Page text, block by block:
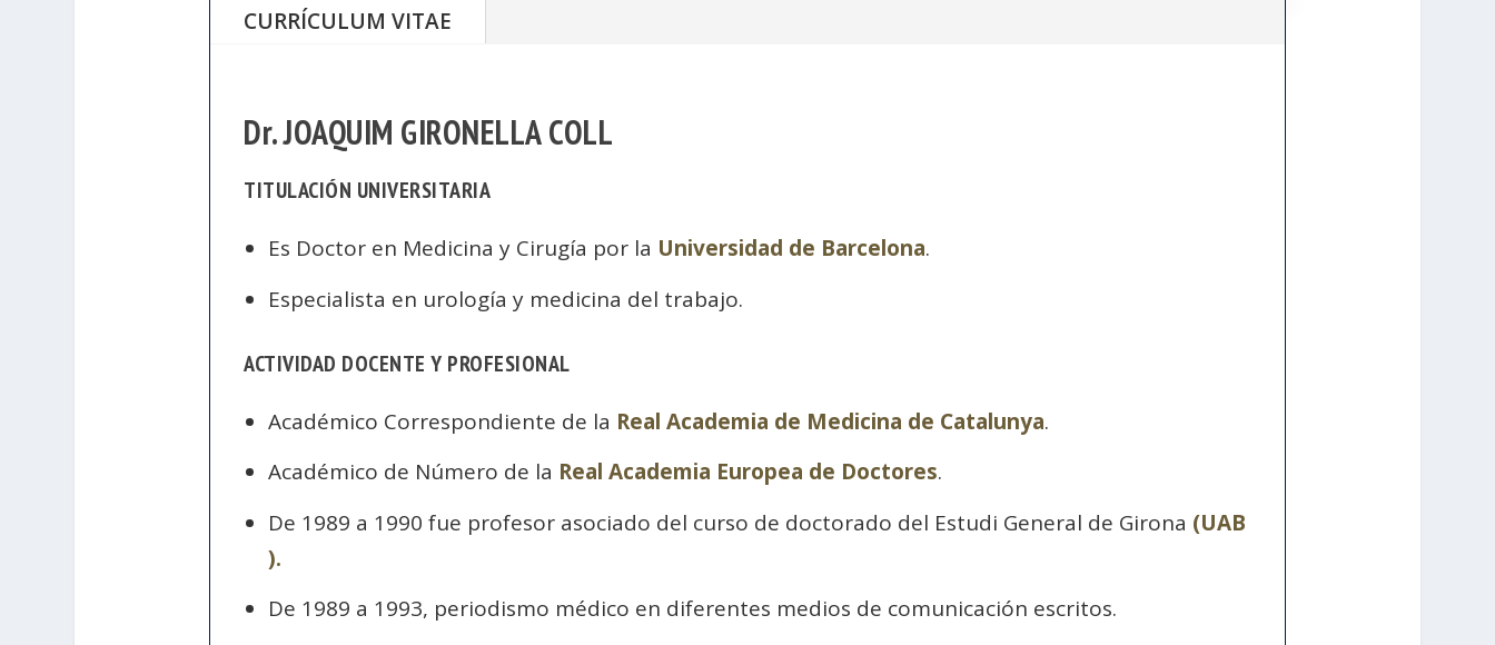
CURRÍCULUM VITAE
Dr. JOAQUIM GIRONELLA COLL
TITULACIÓN UNIVERSITARIA
Es Doctor en Medicina y Cirugía por la Universidad de Barcelona.
Especialista en urología y medicina del trabajo.
ACTIVIDAD DOCENTE Y PROFESIONAL
Académico Correspondiente de la Real Academia de Medicina de Catalunya.
Académico de Número de la Real Academia Europea de Doctores.
De 1989 a 1990 fue profesor asociado del curso de doctorado del Estudi General de Girona (UAB
).
De 1989 a 1993, periodismo médico en diferentes medios de comunicación escritos.